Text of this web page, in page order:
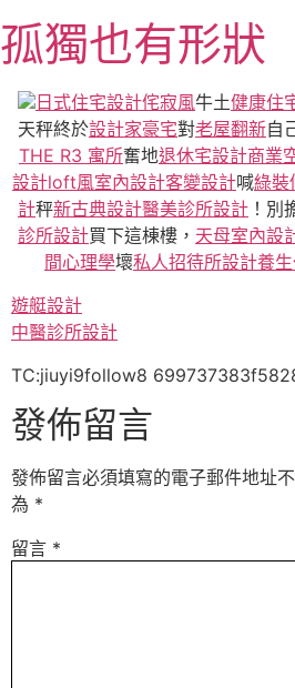
至
主
孤獨也有形狀
日式住宅設計侘寂風牛土健康住
天秤終於設計家豪宅對老屋翻新自
THE R3 寓所奮地退休宅設計商業
設計loft風室內設計客變設計喊綠裝
計秤新古典設計醫美診所設計 ！別
診所設計買下這棟樓， 天母室內設
間心理學壞私人招待所設計養
遊艇設計
中醫診所設計
TC:jiuyi9follow8
發佈留言
發佈留言必須填寫的電子郵件地址
為 *
留言 *